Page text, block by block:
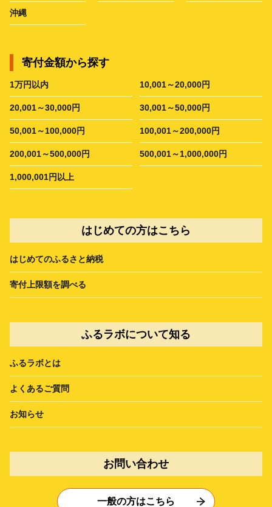
沖縄
寄付金額から探す
1万円以内 10,001～20,000円
20,001～30,000円 30,001～50,000円
50,001～100,000円 100,001～200,000円
200,001～500,000円 500,001～1,000,000円
1,000,001円以上
はじめての方はこちら
はじめてのふるさと納税
寄付上限額を調べる
ふるラボについて知る
ふるラボとは
よくあるご質問
お知らせ
お問い合わせ
一般の方はこちら